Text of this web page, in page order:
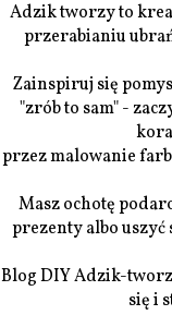
Adzik tworzy to
przerabianiu
Zainspiruj się
"zrób to sam" -
przez malowanie
Masz ochotę
prezenty albo
Blog DIY Adzik-
się i